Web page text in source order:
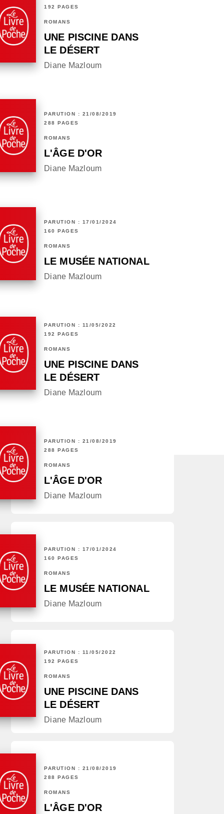
192 PAGES
ROMANS
UNE PISCINE DANS
LE DÉSERT
Diane Mazloum
PARUTION : 21/08/2019
288 PAGES
ROMANS
L'ÂGE D'OR
Diane Mazloum
PARUTION : 17/01/2024
160 PAGES
ROMANS
LE MUSÉE NATIONAL
Diane Mazloum
PARUTION : 11/05/2022
192 PAGES
ROMANS
UNE PISCINE DANS
LE DÉSERT
Diane Mazloum
PARUTION : 21/08/2019
288 PAGES
ROMANS
L'ÂGE D'OR
Diane Mazloum
PARUTION : 17/01/2024
160 PAGES
ROMANS
LE MUSÉE NATIONAL
Diane Mazloum
PARUTION : 11/05/2022
192 PAGES
ROMANS
UNE PISCINE DANS
LE DÉSERT
Diane Mazloum
PARUTION : 21/08/2019
288 PAGES
ROMANS
L'ÂGE D'OR